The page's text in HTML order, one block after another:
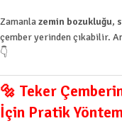
Zamanlazemin bozukluğu,
çember yerinden çıkabilir.
👇
🔩 Teker
İçin Pratik